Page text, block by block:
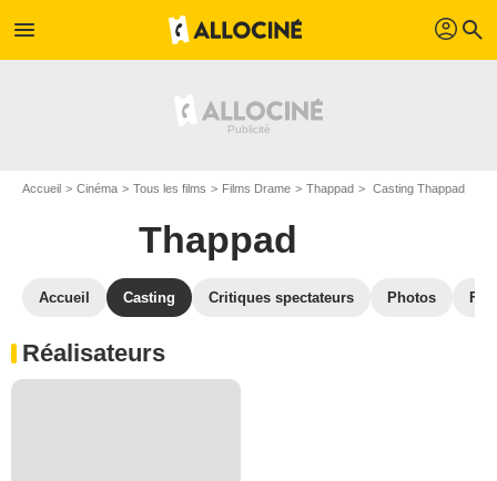
menu profil search
Accueil Cinéma Tous les films Films Drame Thappad Casting Thappad
Thappad
Accueil Casting Critiques spectateurs Photos
Réalisateurs